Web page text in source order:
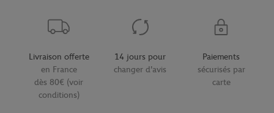
Livraison offerte
en France
dès 80€ (voir
conditions)
14 jours pour
changer d'avis
Paiements
sécurisés par
carte